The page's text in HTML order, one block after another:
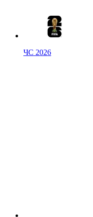
ЧС 2026